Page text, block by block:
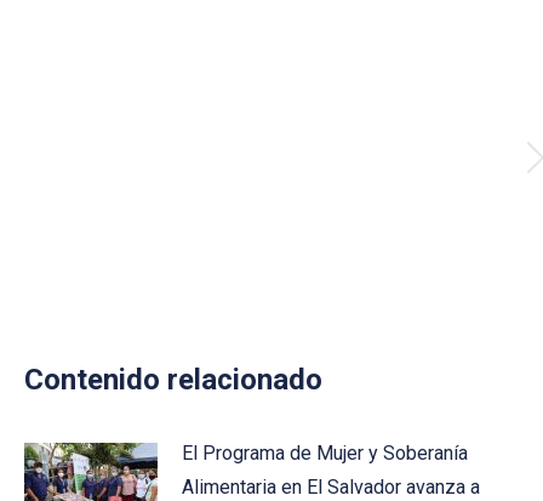
Contenido relacionado
El Programa de Mujer y Soberanía
Alimentaria en El Salvador avanza a